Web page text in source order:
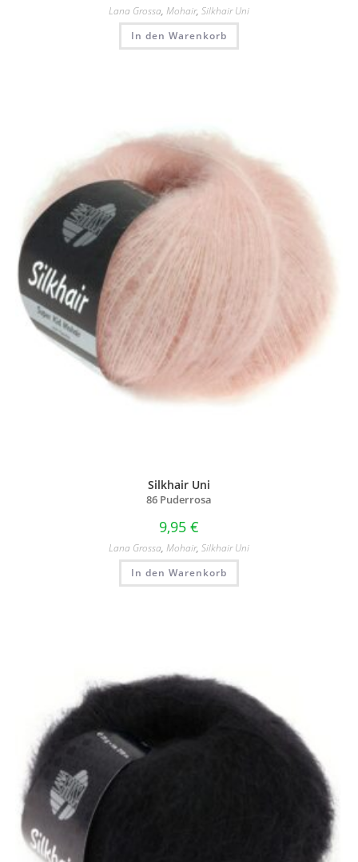
Lana Grossa, Mohair, Silkhair Uni
In den Warenkorb
Silkhair Uni
86 Puderrosa
9,95 €
Lana Grossa, Mohair, Silkhair Uni
In den Warenkorb